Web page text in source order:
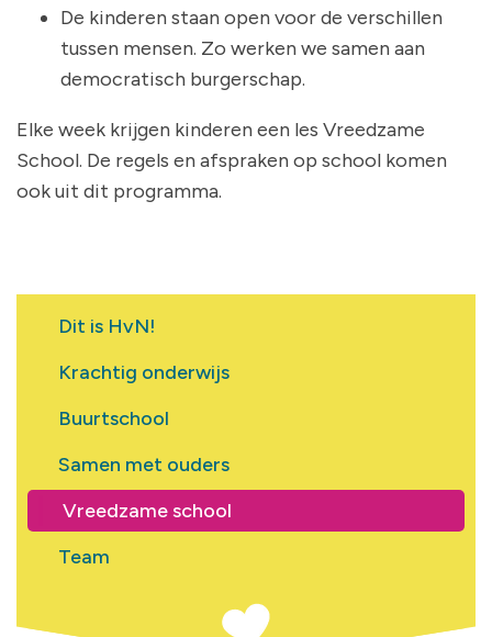
De kinderen staan open voor de verschillen
tussen mensen. Zo werken we samen aan
democratisch burgerschap.
Elke week krijgen kinderen een les Vreedzame
School. De regels en afspraken op school komen
ook uit dit programma.
Dit is HvN!
Krachtig onderwijs
Buurtschool
Samen met ouders
Vreedzame school
Team